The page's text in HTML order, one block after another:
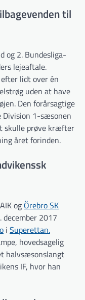
til
og 2. Bundesliga-
lejeaftale.
lidt over én
uden at have
Den forårsagtige
Division 1-sæsonen
skulle prøve kræfter
året forinden.
og Örebro SK
december 2017
i Superettan.
hovedsagelig
halvsæsonslangt
IF, hvor han